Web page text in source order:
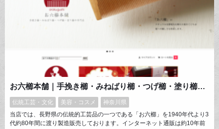
お六櫛本舗｜手挽き櫛・みねばり櫛・つげ櫛・塗り櫛・彫り櫛の専門店
伝統工芸・文化 美容・コスメ
神奈川県
当店では、長野県の伝統的工芸品の一つである「お六櫛」を1940年代より3
代約80年間に渡り製造販売しております。インターネット通販は約10年前